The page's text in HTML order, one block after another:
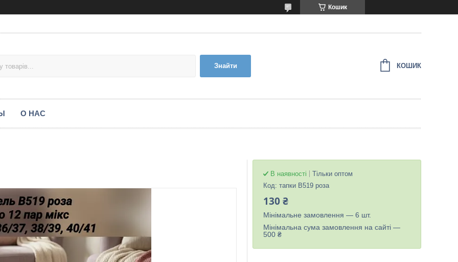
Кошик
Знайти КОШИК
О НАС
В наявності
Тільки оптом
Код: тапки B519 роза
130 ₴
Мінімальне замовлення — 6 шт.
Мінімальна сума замовлення на сайті —
500 ₴